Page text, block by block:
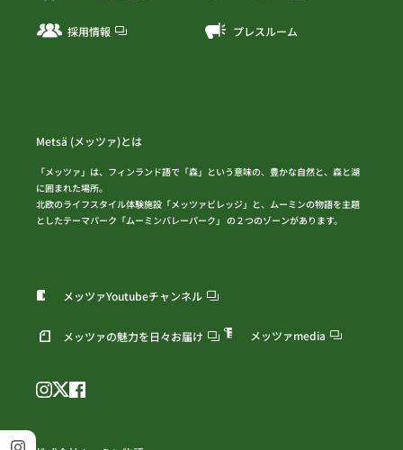
採用情報 プレスルーム
Metsä (メッツァ)とは
「メッツァ」は、フィンランド語で「森」という意味の、豊かな自然と、森と湖
に囲まれた場所。
北欧のライフスタイル体験施設「メッツァビレッジ」と、ムーミンの物語を主題
としたテーマパーク「ムーミンバレーパーク」 の２つのゾーンがあります。
メッツァYoutubeチャンネル
メッツァの魅力を日々お届け メッツァmedia